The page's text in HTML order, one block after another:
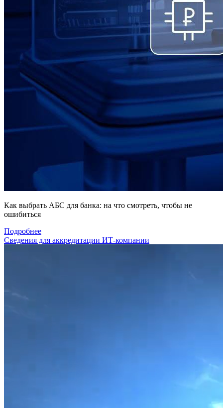
Как выбрать АБС для банка: на что смотреть, чтобы не
ошибиться
Подробнее
Сведения для аккредитации ИТ-компании